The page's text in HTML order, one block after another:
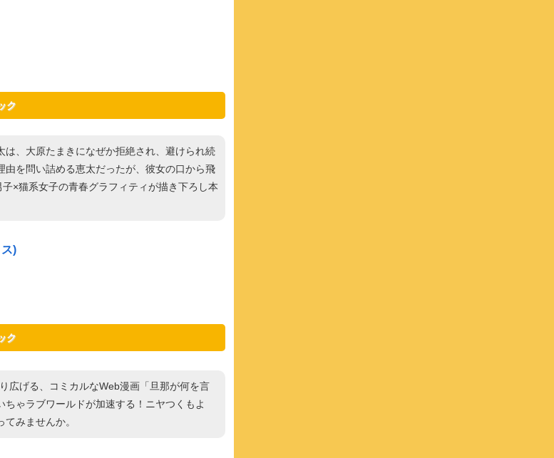
ク
、大原たまきになぜか拒絶され、避けられ続
を問い詰める恵太だったが、彼女の口から飛
×猫系女子の青春グラフィティが描き下ろし本
)
ク
広げる、コミカルなWeb漫画「旦那が何を言
ゃラブワールドが加速する！ニヤつくもよ
みませんか。